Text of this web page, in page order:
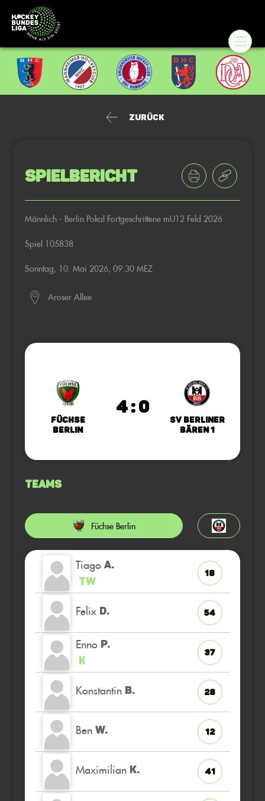
Zurück
Spielbericht
Männlich - Berlin Pokal Fortgeschrittene mU12 Feld 2026
Spiel 105838
Sonntag, 10. Mai 2026, 09:30 MEZ
Aroser Allee
Füchse
Berlin
4 : 0
SV Berliner
Bären 1
Teams
Füchse Berlin
Tiago A.
TW
18
Felix D. 54
Enno P.
K
37
Konstantin B. 28
Ben W. 12
Maximilian K. 41